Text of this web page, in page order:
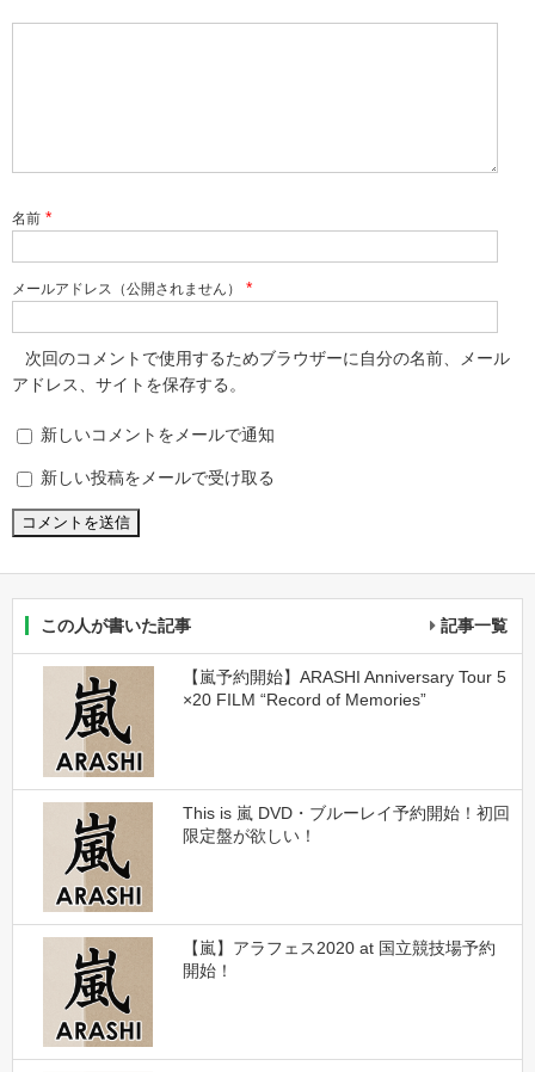
名前 *
メールアドレス（公開されません） *
次回のコメントで使用するためブラウザーに自分の名前、メール
アドレス、サイトを保存する。
新しいコメントをメールで通知
新しい投稿をメールで受け取る
この人が書いた記事 記事一覧
【嵐予約開始】ARASHI Anniversary Tour 5
×20 FILM “Record of Memories”
This is 嵐 DVD・ブルーレイ予約開始！初回
限定盤が欲しい！
【嵐】アラフェス2020 at 国立競技場予約
開始！